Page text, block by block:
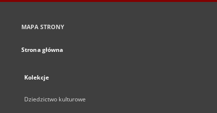
MAPA STRONY
Strona główna
Kolekcje
Dziedzictwo kulturowe